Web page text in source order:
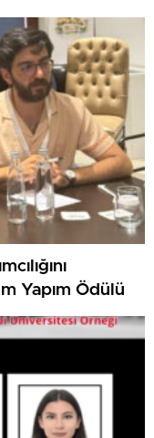
Yapım Ödülü